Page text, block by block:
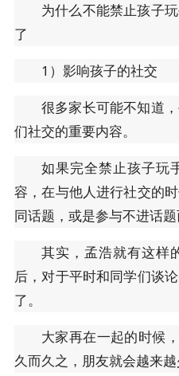
为什么不能禁止孩子
了
1）影响孩子的社交
很多家长可能不知道
们社交的重要内容。
如果完全禁止孩子玩
容，在与他人进行社交的
同话题，或是参与不进话题
其实，孟浩就有这样
后，对于平时和同学们谈
了。
大家再在一起的时候
久而久之，朋友就会越来越